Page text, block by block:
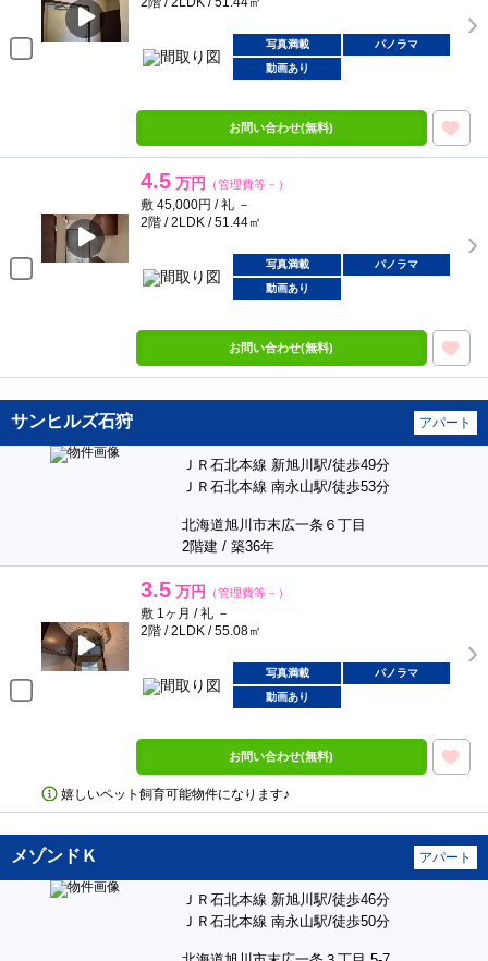
写真満載
パノラマ
動画あり
お問い合わせ(無料)
4.5 万円 （管理費等－）
敷 45,000円 / 礼 －
2階 / 2LDK / 51.44㎡
写真満載
パノラマ
動画あり
お問い合わせ(無料)
サンヒルズ石狩 アパート
ＪＲ石北本線 新旭川駅/徒歩49分
ＪＲ石北本線 南永山駅/徒歩53分
北海道旭川市末広一条６丁目
2階建 / 築36年
3.5 万円 （管理費等－）
敷 1ヶ月 / 礼 －
2階 / 2LDK / 55.08㎡
写真満載
パノラマ
動画あり
お問い合わせ(無料)
嬉しいペット飼育可能物件になります♪
メゾンドＫ アパート
ＪＲ石北本線 新旭川駅/徒歩46分
ＪＲ石北本線 南永山駅/徒歩50分